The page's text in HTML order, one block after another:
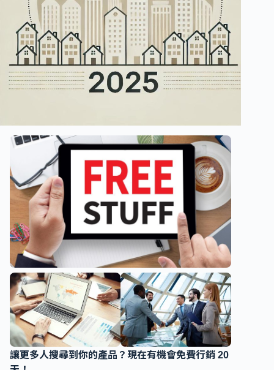
讓更多人搜尋到你的產品？現在有機會免費行銷 20